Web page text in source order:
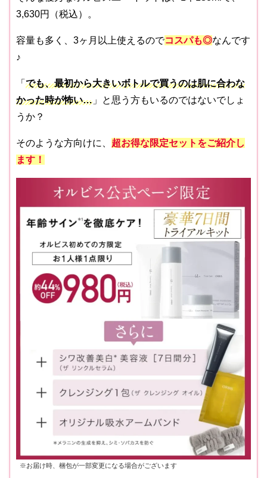
3,630円（税込）。
容量も多く、3ヶ月以上使えるのでコスパも◎なんです
♪
「 でも、最初から大きいボトルで買うのは肌に合わな
かった時が怖い… 」と思う方もいるのではないでしょ
うか？
そのような方向けに、 超お得な限定セットをご紹介し
ます！
※お届け時、梱包が一部変更になる場合がございます